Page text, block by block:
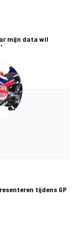
mijn data wil
tijdens GP